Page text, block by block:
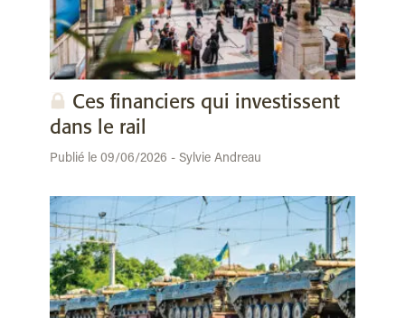
Ces financiers qui investissent
dans le rail
Publié le 09/06/2026 - Sylvie Andreau